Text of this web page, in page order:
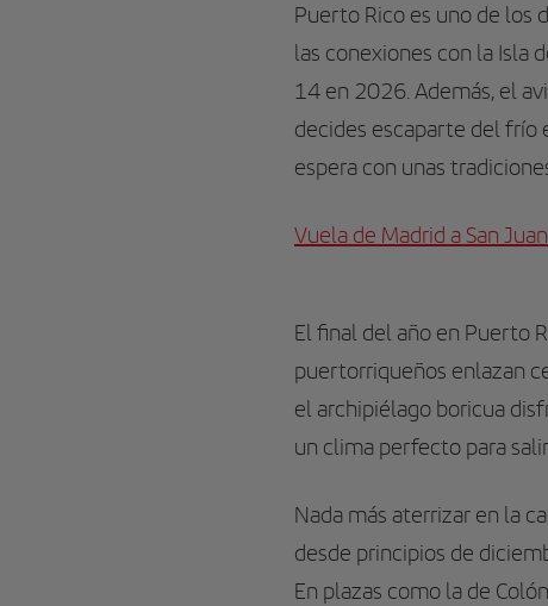
Puerto Rico es uno de los
las conexiones con la Isla
14 en 2026. Además, el
decides escaparte del frío
espera con unas
Vuela de Madrid a San
El final del año en Puerto
puertorriqueños enlazan
el archipiélago boricua
un clima perfecto para
Nada más aterrizar en la
desde principios de
En plazas como la de